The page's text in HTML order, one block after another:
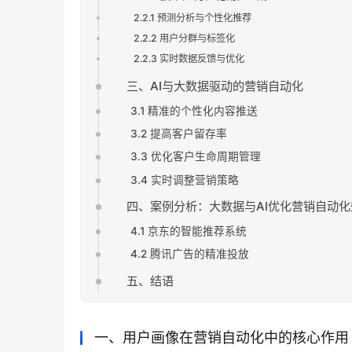
2.2.1 预测分析与个性化推荐
2.2.2 用户分群与标签化
2.2.3 实时数据反馈与优化
三、AI与大数据驱动的营销自动化
3.1 精准的个性化内容推送
3.2 提高客户留存率
3.3 优化客户生命周期管理
3.4 实时调整营销策略
四、案例分析：大数据与AI优化营销自动
4.1 京东的智能推荐系统
4.2 腾讯广告的精准投放
五、结语
一、用户画像在营销自动化中的核心作用